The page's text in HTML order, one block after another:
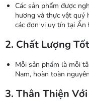
Các sản phẩm được
hương và thực vật quý
các đơn vị uy tín tại Ấn
2. Chất Lượng
Mỗi sản phẩm là mỗi
Nam, hoàn toàn
3. Thân Thiện